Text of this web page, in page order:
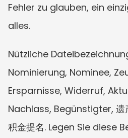
Fehler zu glauben, ein
alles.
Nützliche
Nominierung, Nominee,
Ersparnisse, Widerruf,
Nachlass, Begünstigter, 遗
积金提名. Legen Sie diese